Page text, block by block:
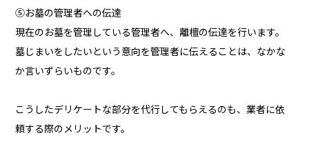
⑤お墓の管理者への伝達
現在のお墓を管理している管理者へ、離檀の伝達を行います。
墓じまいをしたいという意向を管理者に伝えることは、なかな
か言いずらいものです。
こうしたデリケートな部分を代行してもらえるのも、業者に依
頼する際のメリットです。